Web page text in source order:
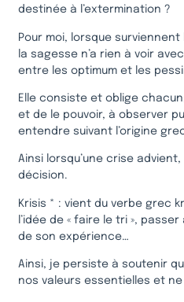
destinée à l’extermination ?
Pour moi, lorsque
la sagesse n’a rien à voir
entre les optimum et les
Elle consiste et oblige
et de le pouvoir, à observer
entendre suivant l’origine
Ainsi lorsqu’une crise
décision.
Krisis * : vient du verbe grec
l’idée de « faire le tri »,
de son expérience…
Ainsi, je persiste à soutenir
nos valeurs essentielles et